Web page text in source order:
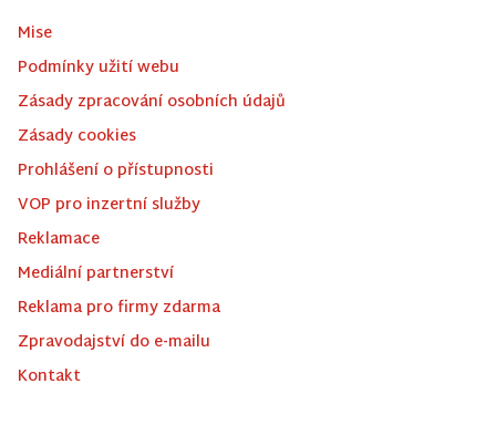
Mise
Podmínky užití webu
Zásady zpracování osobních údajů
Zásady cookies
Prohlášení o přístupnosti
VOP pro inzertní služby
Reklamace
Mediální partnerství
Reklama pro firmy zdarma
Zpravodajství do e-mailu
Kontakt